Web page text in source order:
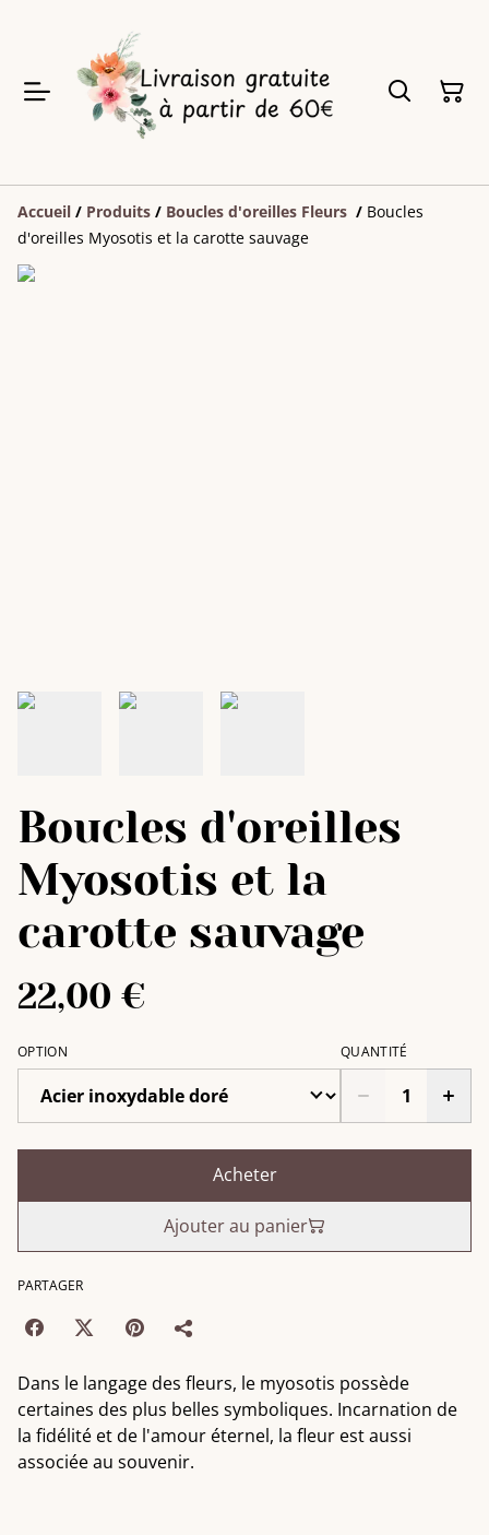
Accueil / Produits / Boucles d'oreilles Fleurs / Boucles
d'oreilles Myosotis et la carotte sauvage
Boucles d'oreilles
Myosotis et la
carotte sauvage
22,00 €
OPTION QUANTITÉ
Acheter
Ajouter au panier
PARTAGER
Dans le langage des fleurs, le myosotis possède
certaines des plus belles symboliques. Incarnation de
la fidélité et de l'amour éternel, la fleur est aussi
associée au souvenir.